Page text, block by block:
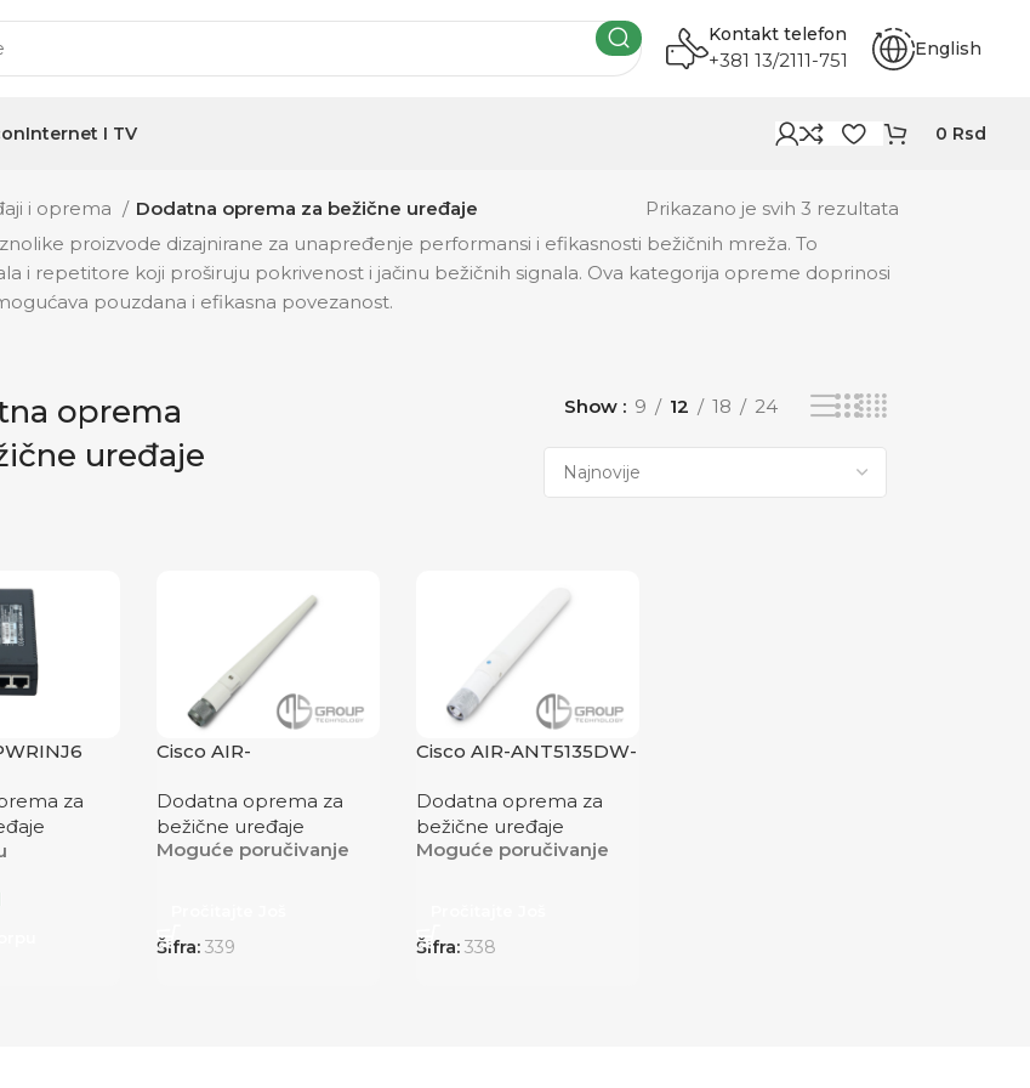
Kontakt telefon
+381 13/2111-751 English
Internet I TV 0 Rsd
i oprema Dodatna oprema za bežične uređaje
Prikazano je svih 3 rezultata
proizvode dizajnirane za unapređenje performansi i efikasnosti bežičnih mreža. To
i repetitore koji proširuju pokrivenost i jačinu bežičnih signala. Ova kategorija opreme doprinosi
pouzdana i efikasna povezanost.
oprema
uređaje
Show 9 12 18 24
za
Cisco AIR-
Dodatna oprema za
bežične uređaje
Moguće poručivanje
Šifra:339
Cisco AIR-ANT5135DW-
Dodatna oprema za
bežične uređaje
Moguće poručivanje
Šifra:338